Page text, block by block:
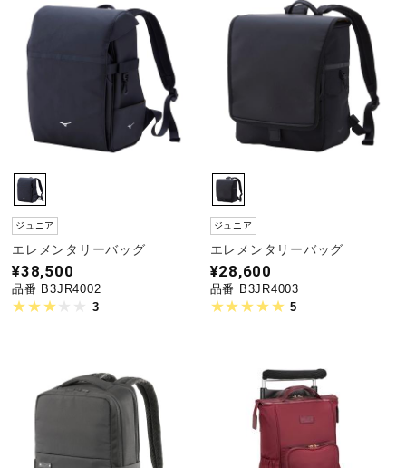
ジュニア
エレメンタリーバッグ
¥38,500
品番 B3JR4002
3
ジュニア
エレメンタリーバッグ
¥28,600
品番 B3JR4003
5